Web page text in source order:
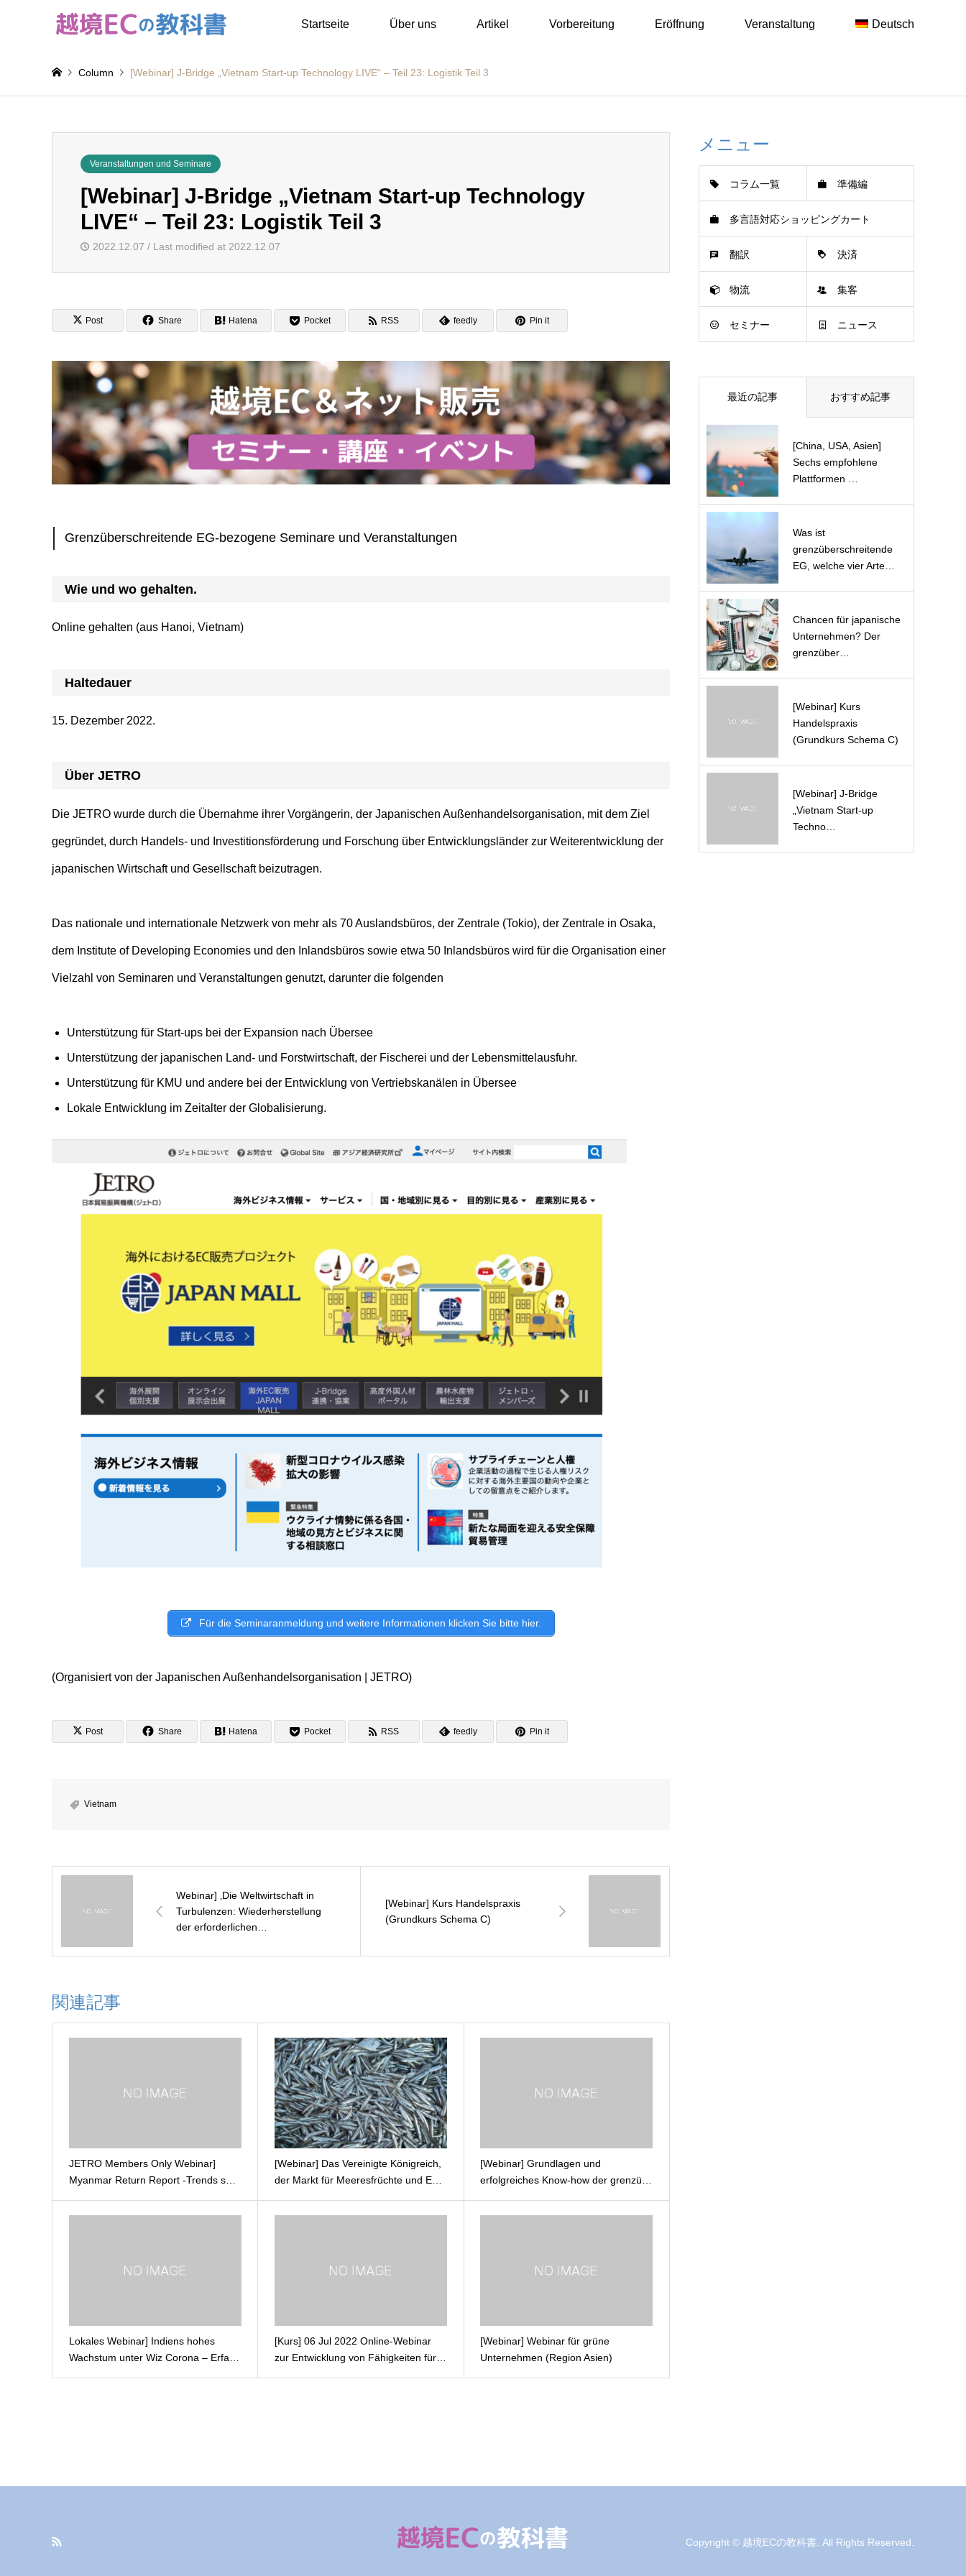
Startseite Über uns Artikel Vorbereitung Eröffnung Veranstaltung Deutsch
Column [Webinar] J-Bridge „Vietnam Start-up Technology LIVE“ – Teil 23: Logistik Teil 3
Veranstaltungen und Seminare
[Webinar] J-Bridge „Vietnam Start-up Technology
LIVE“ – Teil 23: Logistik Teil 3
2022.12.07 / Last modified at 2022.12.07
Post Share Hatena Pocket RSS feedly Pin it
Grenzüberschreitende EG-bezogene Seminare und Veranstaltungen
Wie und wo gehalten.
Online gehalten (aus Hanoi, Vietnam)
Haltedauer
15. Dezember 2022.
Über JETRO
Die JETRO wurde durch die Übernahme ihrer Vorgängerin, der Japanischen Außenhandelsorganisation, mit dem Ziel
gegründet, durch Handels- und Investitionsförderung und Forschung über Entwicklungsländer zur Weiterentwicklung der
japanischen Wirtschaft und Gesellschaft beizutragen.
Das nationale und internationale Netzwerk von mehr als 70 Auslandsbüros, der Zentrale (Tokio), der Zentrale in Osaka,
dem Institute of Developing Economies und den Inlandsbüros sowie etwa 50 Inlandsbüros wird für die Organisation einer
Vielzahl von Seminaren und Veranstaltungen genutzt, darunter die folgenden
Unterstützung für Start-ups bei der Expansion nach Übersee
Unterstützung der japanischen Land- und Forstwirtschaft, der Fischerei und der Lebensmittelausfuhr.
Unterstützung für KMU und andere bei der Entwicklung von Vertriebskanälen in Übersee
Lokale Entwicklung im Zeitalter der Globalisierung.
Für die Seminaranmeldung und weitere Informationen klicken Sie bitte hier.
(Organisiert von der Japanischen Außenhandelsorganisation | JETRO)
Post Share Hatena Pocket RSS feedly Pin it
Vietnam
Webinar] ‚Die Weltwirtschaft in
Turbulenzen: Wiederherstellung
der erforderlichen
Toyota.
[Webinar] Kurs Handelspraxis
(Grundkurs Schema C)
関連記事
JETRO Members Only Webinar]
Myanmar Return Report -Trends s…
[Webinar] Das Vereinigte Königreich,
der Markt für Meeresfrüchte und E…
[Webinar] Grundlagen und
erfolgreiches Know-how der grenzü…
Lokales Webinar] Indiens hohes
Wachstum unter Wiz Corona – Erfa…
[Kurs] 06 Jul 2022 Online-Webinar
zur Entwicklung von Fähigkeiten für…
[Webinar] Webinar für grüne
Unternehmen (Region Asien)
メニュー
コラム一覧 準備編
多言語対応ショッピングカート
翻訳 決済
物流 集客
セミナー ニュース
最近の記事 おすすめ記事
[China, USA, Asien]
Sechs empfohlene
Plattformen …
Was ist
grenzüberschreitende
EG, welche vier Arte…
Chancen für japanische
Unternehmen? Der
grenzüber…
[Webinar] Kurs
Handelspraxis
(Grundkurs Schema C)
[Webinar] J-Bridge
„Vietnam Start-up
Techno…
Copyright © 越境ECの教科書 . All Rights Reserved.